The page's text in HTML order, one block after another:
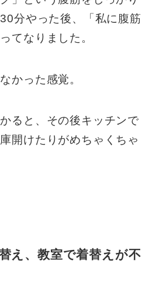
分やった後、「私に腹筋
てなりました。
かった感覚。
ると、その後キッチンで
開けたりがめちゃくちゃ
え、教室で着替えが不